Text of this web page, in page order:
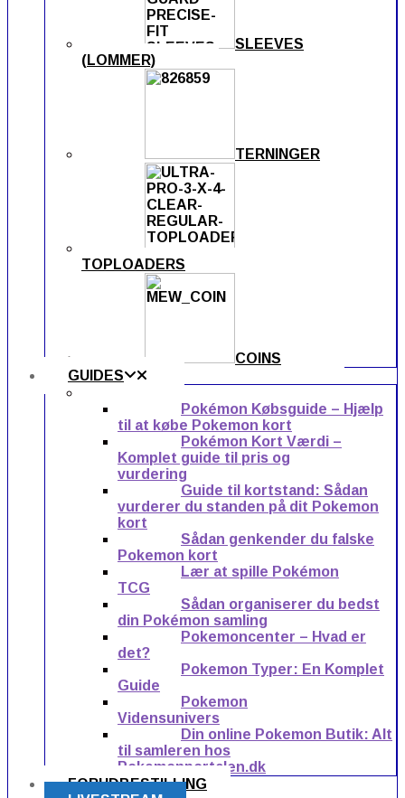
SLEEVES
(LOMMER)
TERNINGER
TOPLOADERS
COINS
GUIDES
Pokémon Købsguide – Hjælp
til at købe Pokemon kort
Pokémon Kort Værdi –
Komplet guide til pris og
vurdering
Guide til kortstand: Sådan
vurderer du standen på dit Pokemon
kort
Sådan genkender du falske
Pokemon kort
Lær at spille Pokémon
TCG
Sådan organiserer du bedst
din Pokémon samling
Pokemoncenter – Hvad er
det?
Pokemon Typer: En Komplet
Guide
Pokemon
Vidensunivers
Din online Pokemon Butik: Alt
til samleren hos
Pokemonportalen.dk
FORUDBESTILLING